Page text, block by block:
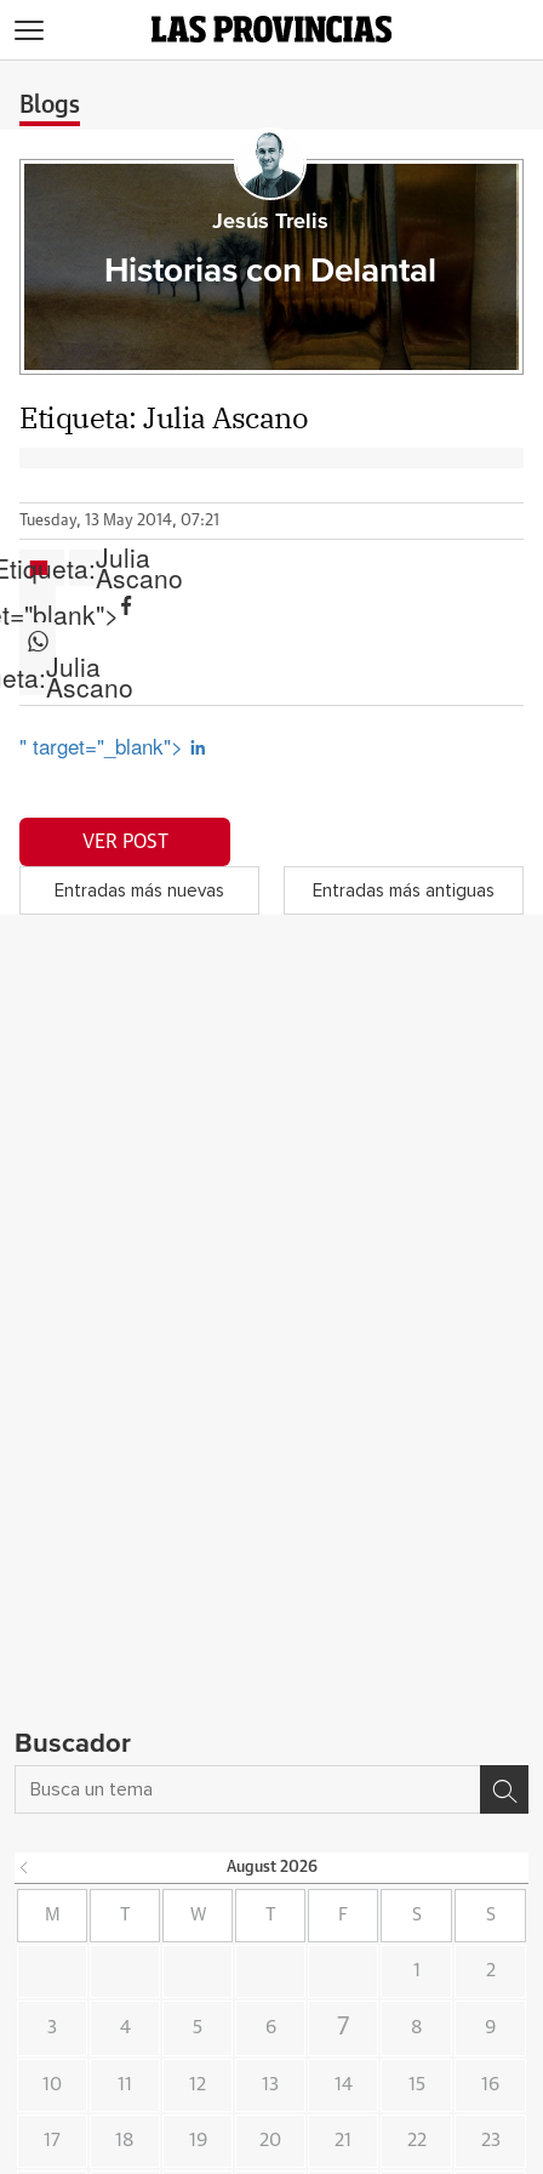
Blogs
Jesús Trelis
Historias con Delantal
Etiqueta:Julia Ascano
Tuesday, 13 May 2014, 07:21
Julia
Ascano
Julia
Ascano
" target="_blank">
VER POST
Entradas más nuevas Entradas más antiguas
Buscador
August 2026
M W F S S
1 2
3 4 5 6 7 8 9
10 11 12 13 14 15 16
17 18 19 20 21 22 23